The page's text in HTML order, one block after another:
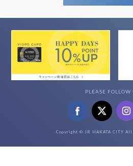
PLEASE FOLLOW
Copyright © JR HAKATA CITY All